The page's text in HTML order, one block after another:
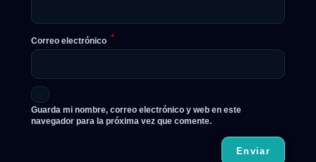
Correo electrónico *
Guarda mi nombre, correo electrónico y web en este
navegador para la próxima vez que comente.